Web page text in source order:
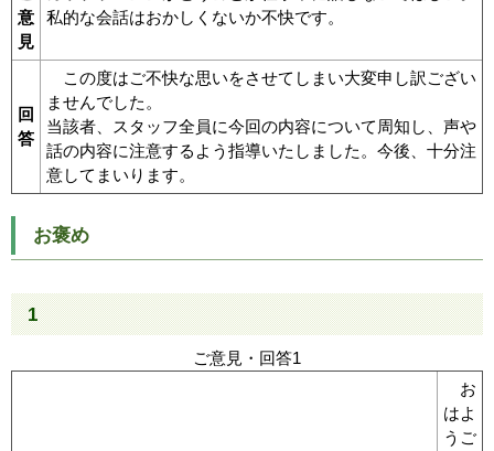
意
見
私的な会話はおかしくないか不快です。
回
答
この度はご不快な思いをさせてしまい大変申し訳ござい
ませんでした。
当該者、スタッフ全員に今回の内容について周知し、声や
話の内容に注意するよう指導いたしました。今後、十分注
意してまいります。
お褒め
1
ご意見・回答1
お
はよ
うご